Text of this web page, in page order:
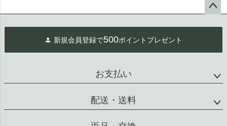
へ
新規会員登録で500ポイントプレゼント
お支払い
配送・送料